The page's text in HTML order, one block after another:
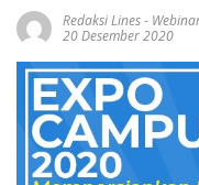
Redaksi Lines-
20 Desember 2020